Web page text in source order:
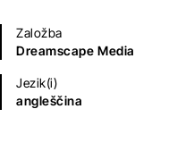
Založba
Dreamscape Media
Jezik(i)
angleščina